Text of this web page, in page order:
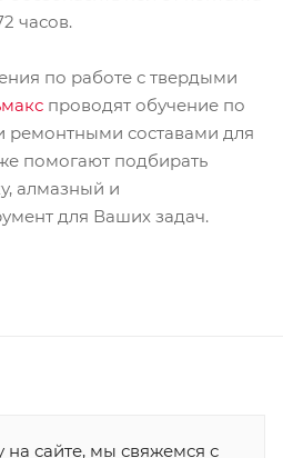
часов.
по работе с твердыми
проводят обучение по
ремонтными составами для
помогают подбирать
алмазный и
для Ваших задач.
сайте, мы свяжемся с